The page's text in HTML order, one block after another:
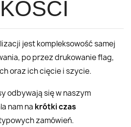
jest kompleksowość samej
po przez drukowanie flag,
oraz ich cięcie i szycie.
odbywają się w naszym
nam na krótki czas
zamówień.